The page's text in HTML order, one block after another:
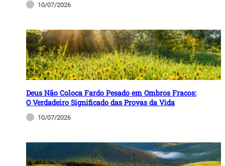
10/07/2026
Deus Não Coloca Fardo Pesado em Ombros Fracos:
O Verdadeiro Significado das Provas da Vida
10/07/2026